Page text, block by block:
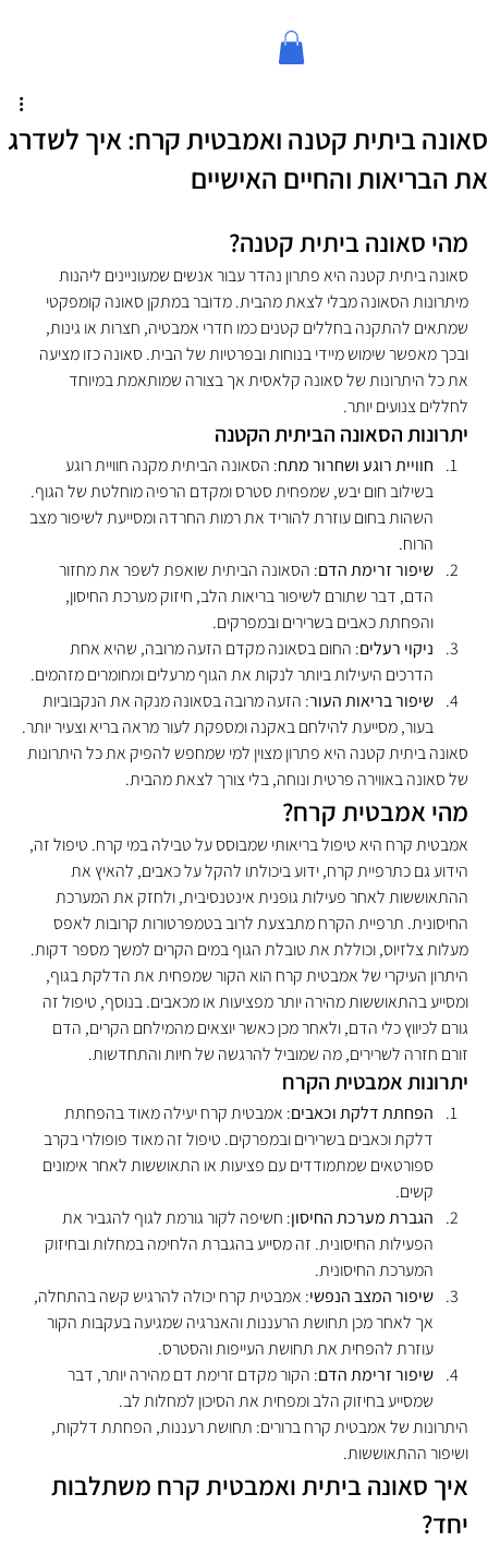
סאונה ביתית קטנה ואמבטית קרח: איך לשדרג
את הבריאות והחיים האישיים
מהי סאונה ביתית קטנה?
סאונה ביתית קטנה היא פתרון נהדר עבור אנשים שמעוניינים ליהנות
מיתרונות הסאונה מבלי לצאת מהבית. מדובר במתקן סאונה קומפקטי
שמתאים להתקנה בחללים קטנים כמו חדרי אמבטיה, חצרות או גינות,
ובכך מאפשר שימוש מיידי בנוחות ובפרטיות של הבית. סאונה כזו מציעה
את כל היתרונות של סאונה קלאסית אך בצורה שמותאמת במיוחד
לחללים צנועים יותר.
יתרונות הסאונה הביתית הקטנה
חוויית רוגע ושחרור מתח: הסאונה הביתית מקנה חוויית רוגע
בשילוב חום יבש, שמפחית סטרס ומקדם הרפיה מוחלטת של הגוף.
השהות בחום עוזרת להוריד את רמות החרדה ומסייעת לשיפור מצב
הרוח.
שיפור זרימת הדם: הסאונה הביתית שואפת לשפר את מחזור
הדם, דבר שתורם לשיפור בריאות הלב, חיזוק מערכת החיסון,
והפחתת כאבים בשרירים ובמפרקים.
ניקוי רעלים: החום בסאונה מקדם הזעה מרובה, שהיא אחת
הדרכים היעילות ביותר לנקות את הגוף מרעלים ומחומרים מזהמים.
שיפור בריאות העור: הזעה מרובה בסאונה מנקה את הנקבוביות
בעור, מסייעת להילחם באקנה ומספקת לעור מראה בריא וצעיר יותר.
סאונה ביתית קטנה היא פתרון מצוין למי שמחפש להפיק את כל היתרונות
של סאונה באווירה פרטית ונוחה, בלי צורך לצאת מהבית.
מהי אמבטית קרח?
אמבטית קרח היא טיפול בריאותי שמבוסס על טבילה במי קרח. טיפול זה,
הידוע גם כתרפיית קרח, ידוע ביכולתו להקל על כאבים, להאיץ את
ההתאוששות לאחר פעילות גופנית אינטנסיבית, ולחזק את המערכת
החיסונית. תרפיית הקרח מתבצעת לרוב בטמפרטורות קרובות לאפס
מעלות צלזיוס, וכוללת את טובלת הגוף במים הקרים למשך מספר דקות.
היתרון העיקרי של אמבטית קרח הוא הקור שמפחית את הדלקת בגוף,
ומסייע בהתאוששות מהירה יותר מפציעות או מכאבים. בנוסף, טיפול זה
גורם לכיווץ כלי הדם, ולאחר מכן כאשר יוצאים מהמילחם הקרים, הדם
זורם חזרה לשרירים, מה שמוביל להרגשה של חיות והתחדשות.
יתרונות אמבטית הקרח
הפחתת דלקת וכאבים: אמבטית קרח יעילה מאוד בהפחתת
דלקת וכאבים בשרירים ובמפרקים. טיפול זה מאוד פופולרי בקרב
ספורטאים שמתמודדים עם פציעות או התאוששות לאחר אימונים
קשים.
הגברת מערכת החיסון: חשיפה לקור גורמת לגוף להגביר את
הפעילות החיסונית. זה מסייע בהגברת הלחימה במחלות ובחיזוק
המערכת החיסונית.
שיפור המצב הנפשי: אמבטית קרח יכולה להרגיש קשה בהתחלה,
אך לאחר מכן תחושת הרעננות והאנרגיה שמגיעה בעקבות הקור
עוזרת להפחית את תחושת העייפות והסטרס.
שיפור זרימת הדם: הקור מקדם זרימת דם מהירה יותר, דבר
שמסייע בחיזוק הלב ומפחית את הסיכון למחלות לב.
היתרונות של אמבטית קרח ברורים: תחושת רעננות, הפחתת דלקות,
ושיפור ההתאוששות.
איך סאונה ביתית ואמבטית קרח משתלבות
יחד?